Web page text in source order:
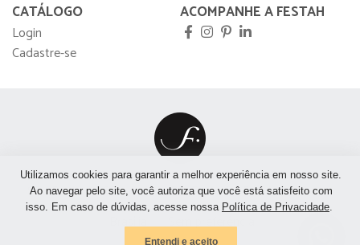
Utilizamos cookies para garantir a melhor experiência em nosso site.
Ao navegar pelo site, você autoriza que você está satisfeito com
isso. Em caso de dúvidas, acesse nossa Política de Privacidade.
Entendi e aceito
CATÁLOGO
Login
Cadastre-se
ACOMPANHE A FESTAH
São Paulo São José do Rio Preto
Rio de Janeiro
Brasília
Sem preferência